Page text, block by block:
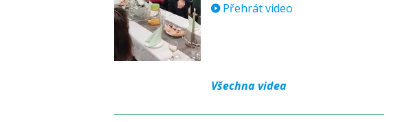
Přehrát video
Všechna videa